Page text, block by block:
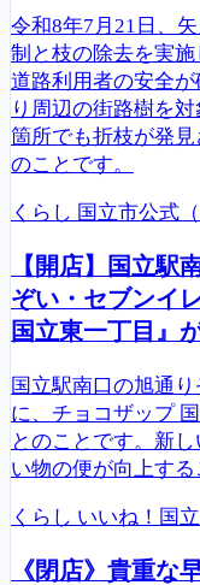
令和8年7月21日、
制と枝の除去を実
道路利用者の安全
り周辺の街路樹を
箇所でも折枝が発
のことです。
くらし 国立市公式（
【開店】国立駅
ぞい・セブンイ
国立東一丁目』
国立駅南口の旭通
に、チョコザップ
とのことです。新
い物の便が向上する
くらし いいね！国立
《閉店》貴重